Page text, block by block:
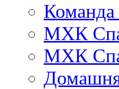
Команда
МХК
МХК